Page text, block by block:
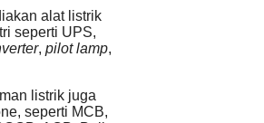
alat listrik
seperti UPS,
, pilot lamp,
listrik juga
seperti MCB,